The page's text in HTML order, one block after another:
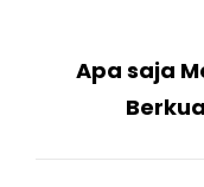
PostApa saja